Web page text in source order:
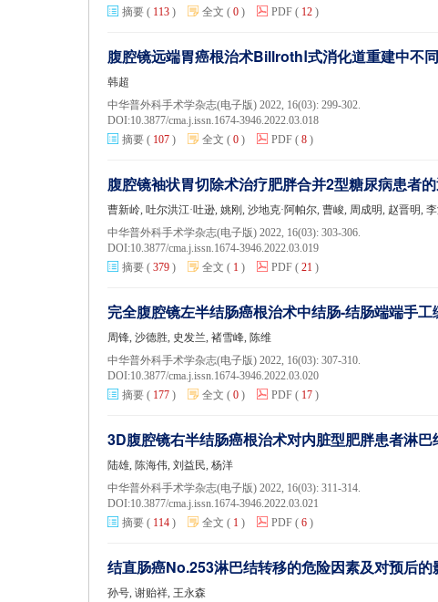
摘要 ( 113 ) 全文 ( 0 ) PDF ( 12 )
腹腔镜远端胃癌根治术BillrothⅠ式消化道重建中不
韩超
中华普外科手术学杂志(电子版) 2022, 16(03): 299-302.
DOI:10.3877/cma.j.issn.1674-3946.2022.03.018
摘要 ( 107 ) 全文 ( 0 ) PDF ( 8 )
腹腔镜袖状胃切除术治疗肥胖合并2型糖尿病患者
曹新岭, 吐尔洪江·吐逊, 姚刚, 沙地克·阿帕尔, 曹峻, 周成明, 赵晋明,
中华普外科手术学杂志(电子版) 2022, 16(03): 303-306.
DOI:10.3877/cma.j.issn.1674-3946.2022.03.019
摘要 ( 379 ) 全文 ( 1 ) PDF ( 21 )
完全腹腔镜左半结肠癌根治术中结肠-结肠端端手
周锋, 沙德胜, 史发兰, 褚雪峰, 陈维
中华普外科手术学杂志(电子版) 2022, 16(03): 307-310.
DOI:10.3877/cma.j.issn.1674-3946.2022.03.020
摘要 ( 177 ) 全文 ( 0 ) PDF ( 17 )
3D腹腔镜右半结肠癌根治术对内脏型肥胖患者淋
陆雄, 陈海伟, 刘益民, 杨洋
中华普外科手术学杂志(电子版) 2022, 16(03): 311-314.
DOI:10.3877/cma.j.issn.1674-3946.2022.03.021
摘要 ( 114 ) 全文 ( 1 ) PDF ( 6 )
结直肠癌No.253淋巴结转移的危险因素及对预后的
孙号, 谢贻祥, 王永森